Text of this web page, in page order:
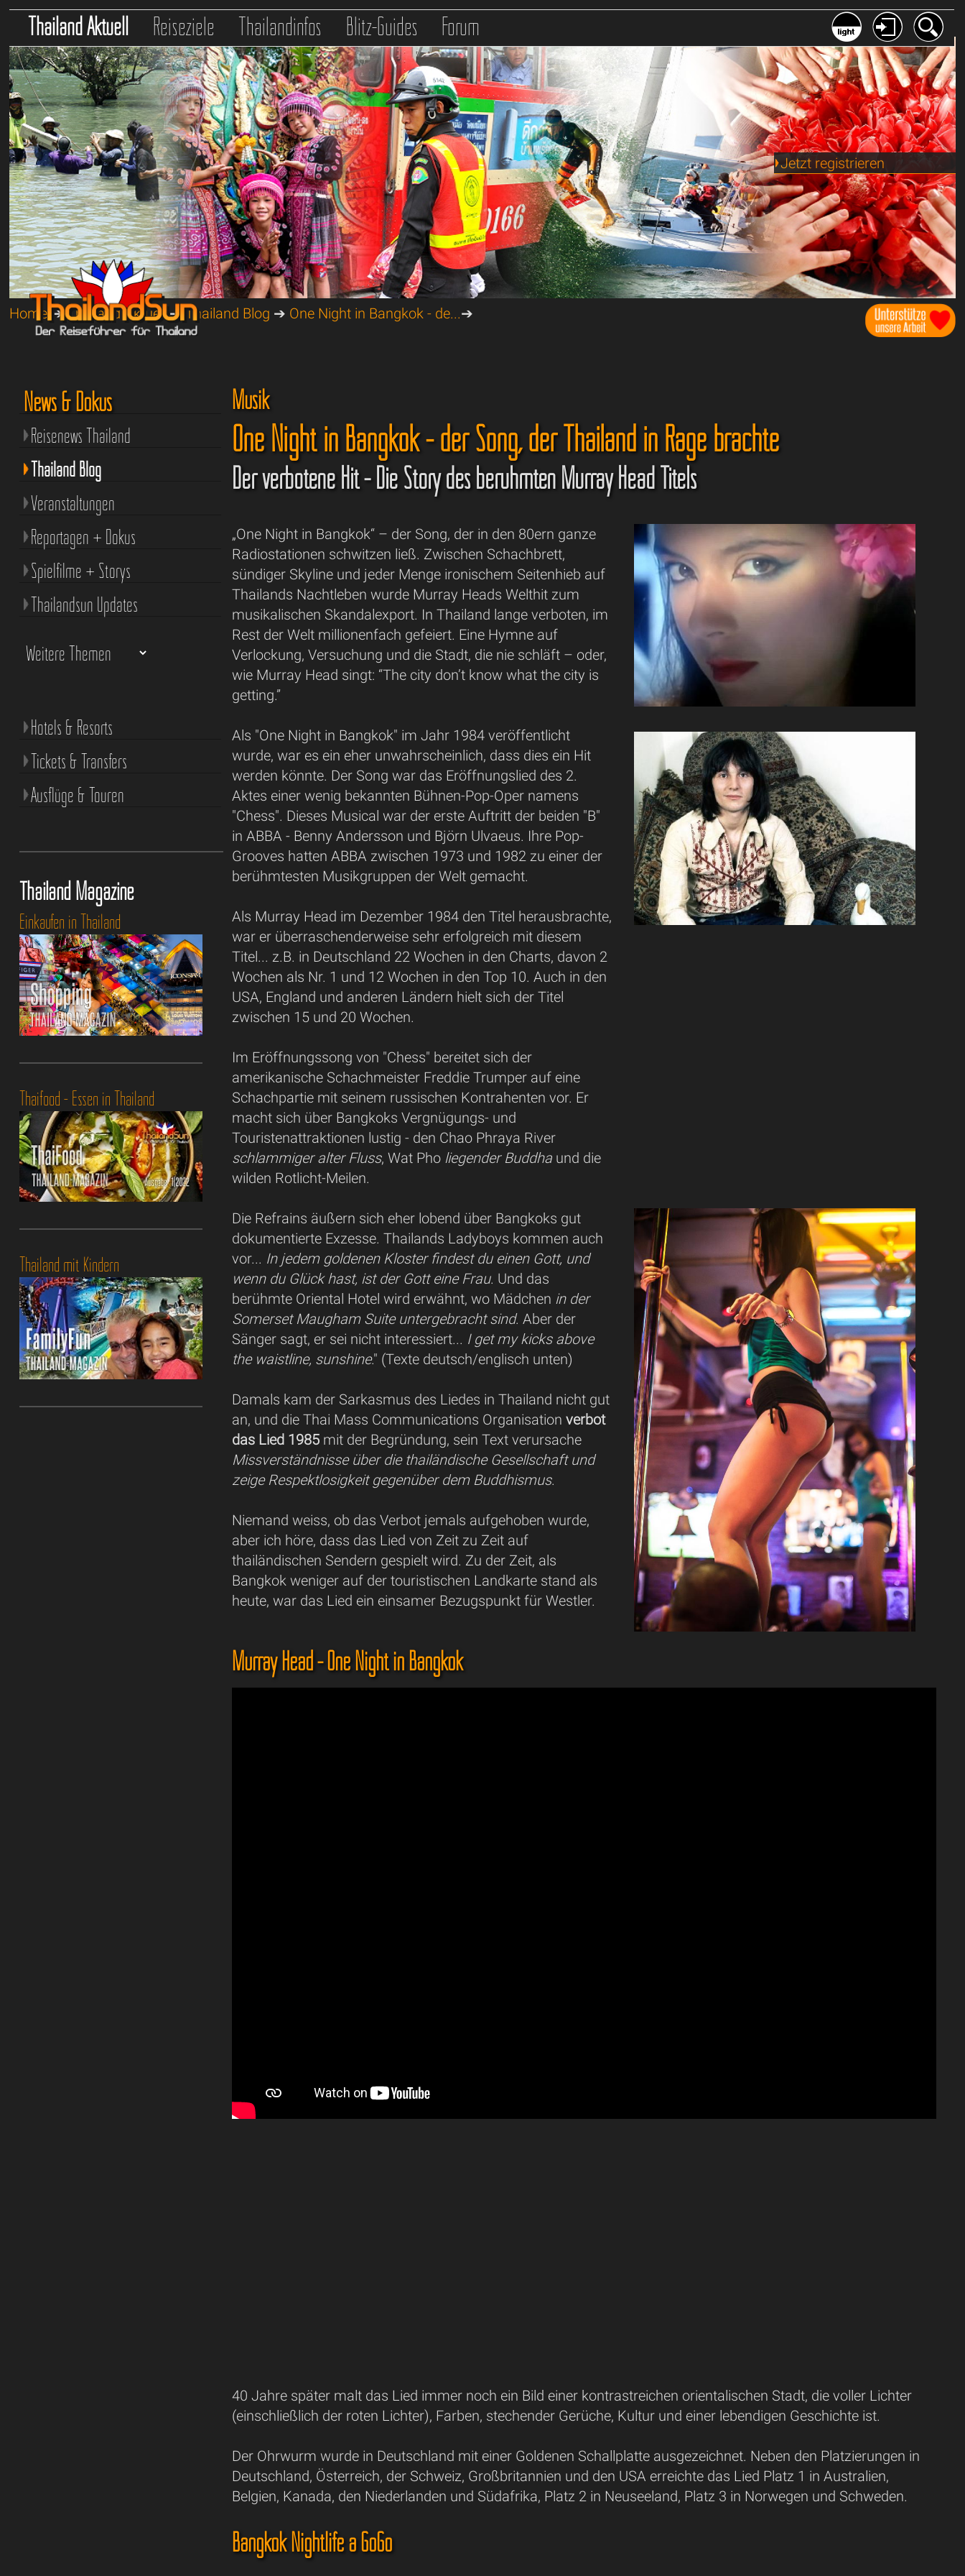
Thailand Aktuell Reiseziele Thailandinfos Blitz-Guides Forum
Jetzt registrieren
Home➔Thailand Aktuell➔Thailand Blog ➔ One Night in Bangkok - de...➔
Musik
One Night in Bangkok - der Song, der Thailand in Rage brachte
Der verbotene Hit - Die Story des berühmten Murray Head Titels
„One Night in Bangkok“ – der Song, der in den 80ern ganze
Radiostationen schwitzen ließ. Zwischen Schachbrett,
sündiger Skyline und jeder Menge ironischem Seitenhieb auf
Thailands Nachtleben wurde Murray Heads Welthit zum
musikalischen Skandalexport. In Thailand lange verboten, im
Rest der Welt millionenfach gefeiert. Eine Hymne auf
Verlockung, Versuchung und die Stadt, die nie schläft – oder,
wie Murray Head singt: “The city don’t know what the city is
getting.”
Als "One Night in Bangkok" im Jahr 1984 veröffentlicht
wurde, war es ein eher unwahrscheinlich, dass dies ein Hit
werden könnte. Der Song war das Eröffnungslied des 2.
Aktes einer wenig bekannten Bühnen-Pop-Oper namens
"Chess". Dieses Musical war der erste Auftritt der beiden "B"
in ABBA - Benny Andersson und Björn Ulvaeus. Ihre Pop-
Grooves hatten ABBA zwischen 1973 und 1982 zu einer der
berühmtesten Musikgruppen der Welt gemacht.
Als Murray Head im Dezember 1984 den Titel herausbrachte,
war er überraschenderweise sehr erfolgreich mit diesem
Titel... z.B. in Deutschland 22 Wochen in den Charts, davon 2
Wochen als Nr. 1 und 12 Wochen in den Top 10. Auch in den
USA, England und anderen Ländern hielt sich der Titel
zwischen 15 und 20 Wochen.
Im Eröffnungssong von "Chess" bereitet sich der
amerikanische Schachmeister Freddie Trumper auf eine
Schachpartie mit seinem russischen Kontrahenten vor. Er
macht sich über Bangkoks Vergnügungs- und
Touristenattraktionen lustig - den Chao Phraya River
schlammiger alter Fluss, Wat Pho liegender Buddha und die
wilden Rotlicht-Meilen.
Die Refrains äußern sich eher lobend über Bangkoks gut
dokumentierte Exzesse. Thailands Ladyboys kommen auch
vor... In jedem goldenen Kloster findest du einen Gott, und
wenn du Glück hast, ist der Gott eine Frau. Und das
berühmte Oriental Hotel wird erwähnt, wo Mädchen in der
Somerset Maugham Suite untergebracht sind. Aber der
Sänger sagt, er sei nicht interessiert... I get my kicks above
the waistline, sunshine." (Texte deutsch/englisch unten)
Damals kam der Sarkasmus des Liedes in Thailand nicht gut
an, und die Thai Mass Communications Organisationverbot
das Lied 1985 mit der Begründung, sein Text verursache
Missverständnisse über die thailändische Gesellschaft und
zeige Respektlosigkeit gegenüber dem Buddhismus.
Niemand weiss, ob das Verbot jemals aufgehoben wurde,
aber ich höre, dass das Lied von Zeit zu Zeit auf
thailändischen Sendern gespielt wird. Zu der Zeit, als
Bangkok weniger auf der touristischen Landkarte stand als
heute, war das Lied ein einsamer Bezugspunkt für Westler.
Murray Head - One Night in Bangkok
40 Jahre später malt das Lied immer noch ein Bild einer kontrastreichen orientalischen Stadt, die voller Lichter
(einschließlich der roten Lichter), Farben, stechender Gerüche, Kultur und einer lebendigen Geschichte ist.
Der Ohrwurm wurde in Deutschland mit einer Goldenen Schallplatte ausgezeichnet. Neben den Platzierungen in
Deutschland, Österreich, der Schweiz, Großbritannien und den USA erreichte das Lied Platz 1 in Australien,
Belgien, Kanada, den Niederlanden und Südafrika, Platz 2 in Neuseeland, Platz 3 in Norwegen und Schweden.
Bangkok Nightlife a GoGo
News & Dokus
Reisenews Thailand
Thailand Blog
Veranstaltungen
Reportagen + Dokus
Spielfilme + Storys
Thailandsun Updates
Hotels & Resorts
Tickets & Transfers
Ausflüge & Touren
Thailand Magazine
Einkaufen in Thailand
Thaifood - Essen in Thailand
Thailand mit Kindern